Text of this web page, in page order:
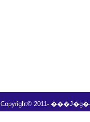
Copyright© 2011-